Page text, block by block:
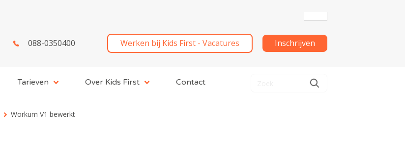
088-0350400 Werken bij Kids First - Vacatures Inschrijven
Tarieven Over Kids First Contact
Workum V1 bewerkt